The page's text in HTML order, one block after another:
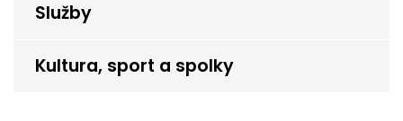
Služby
Kultura, sport a spolky